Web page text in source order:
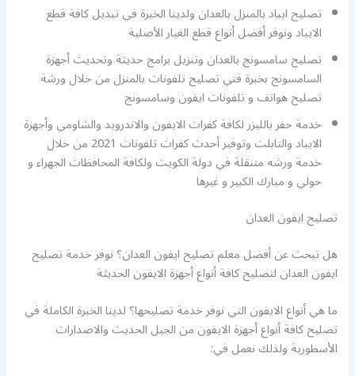
تصليح ايباد بالمنزل بالعدان ولدينا الخبرة في تبديل كافة قطع
الايباد ونوفر أفضل أنواع قطع الغيار الأصلية
تصليح سامسونج بالعدان وتنزيل برامج حديثة وتحديث أجهزة
السامسونج بخبرة فني تصليح تلفونات بالمنزل من خلال ورشة
تصليح هواتف و تلفونات ايفون وسامسونج
خدمة حفر بالليزر لكافة كفرات الايفون والاندرويد والشاومي وأجهزة
الايباد والتابلت وتوفير أحدث كفرات تلفونات 2021 من خلال
خدمة ورشه متنقلة في دولة الكويت ولكافة المحافظات الجهراء و
حولي و مبارك الكبير و غيرها
تصليح ايفون العدان
هل تبحث عن أفضل معلم تصليح ايفون العدان؟ نوفر خدمة تصليح
ايفون العدان لتصليح كافة أنواع أجهزة الايفون الحديثة
ما هي أنواع الايفون التي نوفر خدمة تصليحها؟ لدينا الخبرة الكاملة في
تصليح كافة أنواع أجهزة الايفون من الجيل الحديث والاصدارات
الأسطورية ولذلك نعمل في: